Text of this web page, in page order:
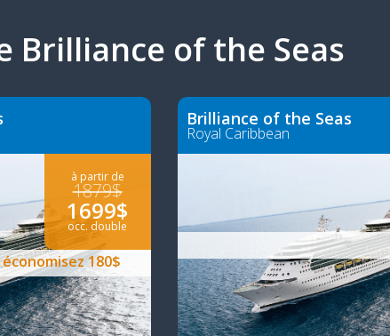
Brilliance of the Seas
à partir de
1879$
1699$
occ. double
180$
Brilliance of the Seas
Royal Caribbean